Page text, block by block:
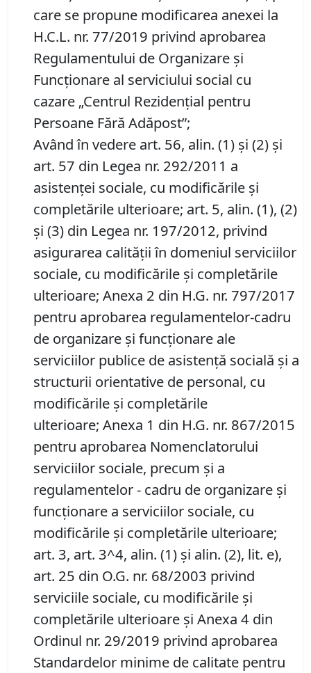
care se propune modificarea anexei la
H.C.L. nr. 77/2019 privind aprobarea
Regulamentului de Organizare și
Funcționare al serviciului social cu
cazare „Centrul Rezidențial pentru
Persoane Fără Adăpost”;
Având în vedere art. 56, alin. (1) şi (2) şi
art. 57 din Legea nr. 292/2011 a
asistenţei sociale, cu modificările și
completările ulterioare; art. 5, alin. (1), (2)
şi (3) din Legea nr. 197/2012, privind
asigurarea calităţii în domeniul serviciilor
sociale, cu modificările şi completările
ulterioare; Anexa 2 din H.G. nr. 797/2017
pentru aprobarea regulamentelor-cadru
de organizare și funcționare ale
serviciilor publice de asistență socială și a
structurii orientative de personal, cu
modificările și completările
ulterioare; Anexa 1 din H.G. nr. 867/2015
pentru aprobarea Nomenclatorului
serviciilor sociale, precum şi a
regulamentelor - cadru de organizare şi
funcţionare a serviciilor sociale, cu
modificările și completările ulterioare;
art. 3, art. 3^4, alin. (1) şi alin. (2), lit. e),
art. 25 din O.G. nr. 68/2003 privind
serviciile sociale, cu modificările şi
completările ulterioare și Anexa 4 din
Ordinul nr. 29/2019 privind aprobarea
Standardelor minime de calitate pentru